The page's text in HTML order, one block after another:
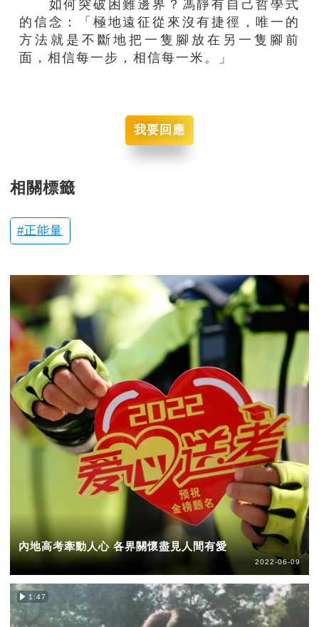
如何突破困難邊界？馮靜有自己哲學式
的信念：「極地遠征從來沒有捷徑，唯一的
方法就是不斷地把一隻腳放在另一隻腳前
面，相信每一步，相信每一米。」
我要回應
相關標籤
正能量
內地高考牽動人心 各界關懷盡見人間有愛
2022-06-09
1:47